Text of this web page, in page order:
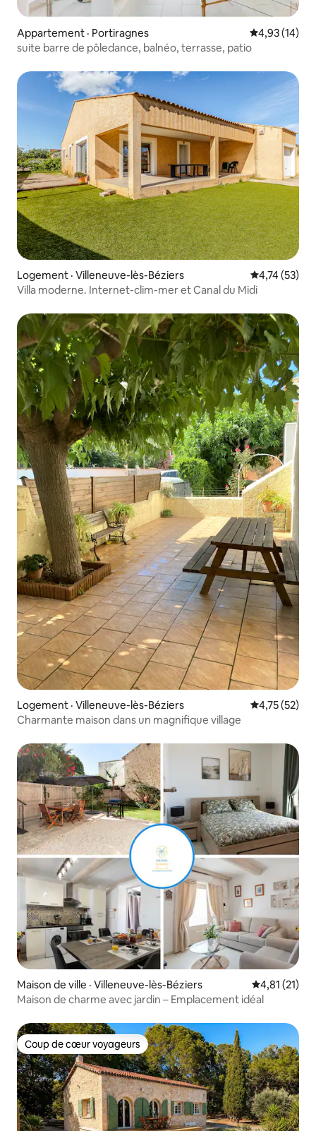
Appartement · Portiragnes Note
4,93 (14)
suite barre de pôledance, balnéo, terrasse, patio
Logement · Villeneuve-lès-Béziers Note
4,74 (53)
Villa moderne. Internet-clim-mer et Canal du Midi
Logement · Villeneuve-lès-Béziers Note
4,75 (52)
Charmante maison dans un magnifique village
Maison de ville · Villeneuve-lès-Béziers Note
4,81 (21)
Maison de charme avec jardin – Emplacement idéal
Coup de cœur voyageurs
Coup de cœur voyageurs